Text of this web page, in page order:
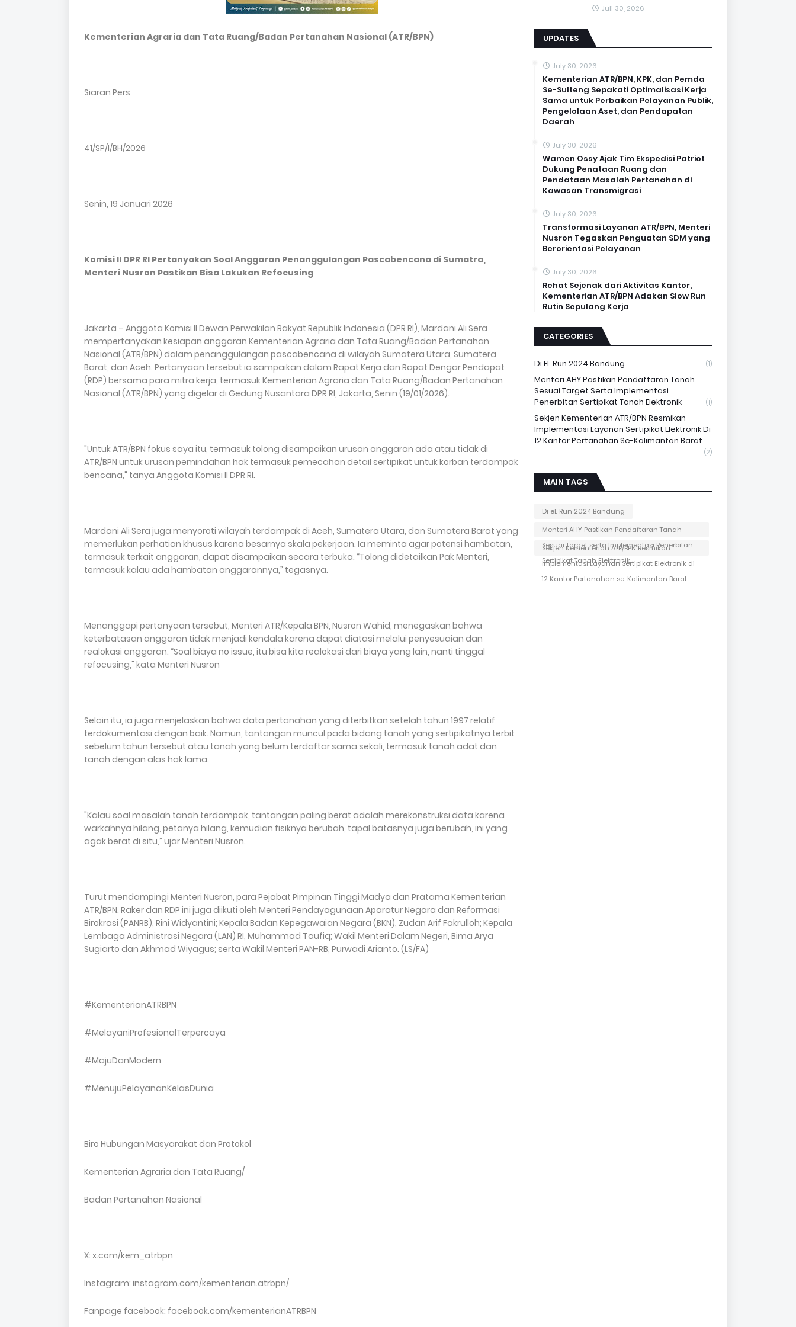
Kementerian Agraria dan Tata Ruang/Badan Pertanahan Nasional (ATR/BPN)
Siaran Pers
41/SP/I/BH/2026
Senin, 19 Januari 2026
Komisi II DPR RI Pertanyakan Soal Anggaran Penanggulangan Pascabencana di Sumatra,
Menteri Nusron Pastikan Bisa Lakukan Refocusing
Jakarta – Anggota Komisi II Dewan Perwakilan Rakyat Republik Indonesia (DPR RI), Mardani Ali Sera
mempertanyakan kesiapan anggaran Kementerian Agraria dan Tata Ruang/Badan Pertanahan
Nasional (ATR/BPN) dalam penanggulangan pascabencana di wilayah Sumatera Utara, Sumatera
Barat, dan Aceh. Pertanyaan tersebut ia sampaikan dalam Rapat Kerja dan Rapat Dengar Pendapat
(RDP) bersama para mitra kerja, termasuk Kementerian Agraria dan Tata Ruang/Badan Pertanahan
Nasional (ATR/BPN) yang digelar di Gedung Nusantara DPR RI, Jakarta, Senin (19/01/2026).
"Untuk ATR/BPN fokus saya itu, termasuk tolong disampaikan urusan anggaran ada atau tidak di
ATR/BPN untuk urusan pemindahan hak termasuk pemecahan detail sertipikat untuk korban terdampak
bencana," tanya Anggota Komisi II DPR RI.
Mardani Ali Sera juga menyoroti wilayah terdampak di Aceh, Sumatera Utara, dan Sumatera Barat yang
memerlukan perhatian khusus karena besarnya skala pekerjaan. Ia meminta agar potensi hambatan,
termasuk terkait anggaran, dapat disampaikan secara terbuka. “Tolong didetailkan Pak Menteri,
termasuk kalau ada hambatan anggarannya,” tegasnya.
Menanggapi pertanyaan tersebut, Menteri ATR/Kepala BPN, Nusron Wahid, menegaskan bahwa
keterbatasan anggaran tidak menjadi kendala karena dapat diatasi melalui penyesuaian dan
realokasi anggaran. “Soal biaya no issue, itu bisa kita realokasi dari biaya yang lain, nanti tinggal
refocusing," kata Menteri Nusron
Selain itu, ia juga menjelaskan bahwa data pertanahan yang diterbitkan setelah tahun 1997 relatif
terdokumentasi dengan baik. Namun, tantangan muncul pada bidang tanah yang sertipikatnya terbit
sebelum tahun tersebut atau tanah yang belum terdaftar sama sekali, termasuk tanah adat dan
tanah dengan alas hak lama.
"Kalau soal masalah tanah terdampak, tantangan paling berat adalah merekonstruksi data karena
warkahnya hilang, petanya hilang, kemudian fisiknya berubah, tapal batasnya juga berubah, ini yang
agak berat di situ,” ujar Menteri Nusron.
Turut mendampingi Menteri Nusron, para Pejabat Pimpinan Tinggi Madya dan Pratama Kementerian
ATR/BPN. Raker dan RDP ini juga diikuti oleh Menteri Pendayagunaan Aparatur Negara dan Reformasi
Birokrasi (PANRB), Rini Widyantini; Kepala Badan Kepegawaian Negara (BKN), Zudan Arif Fakrulloh; Kepala
Lembaga Administrasi Negara (LAN) RI, Muhammad Taufiq; Wakil Menteri Dalam Negeri, Bima Arya
Sugiarto dan Akhmad Wiyagus; serta Wakil Menteri PAN-RB, Purwadi Arianto. (LS/FA)
#KementerianATRBPN
#MelayaniProfesionalTerpercaya
#MajuDanModern
#MenujuPelayananKelasDunia
Biro Hubungan Masyarakat dan Protokol
Kementerian Agraria dan Tata Ruang/
Badan Pertanahan Nasional
X: x.com/kem_atrbpn
Instagram: instagram.com/kementerian.atrbpn/
Fanpage facebook: facebook.com/kementerianATRBPN
Juli 30, 2026
UPDATES
July 30, 2026
Kementerian ATR/BPN, KPK, dan Pemda
Se-Sulteng Sepakati Optimalisasi Kerja
Sama untuk Perbaikan Pelayanan Publik,
Pengelolaan Aset, dan Pendapatan
Daerah
July 30, 2026
Wamen Ossy Ajak Tim Ekspedisi Patriot
Dukung Penataan Ruang dan
Pendataan Masalah Pertanahan di
Kawasan Transmigrasi
July 30, 2026
Transformasi Layanan ATR/BPN, Menteri
Nusron Tegaskan Penguatan SDM yang
Berorientasi Pelayanan
July 30, 2026
Rehat Sejenak dari Aktivitas Kantor,
Kementerian ATR/BPN Adakan Slow Run
Rutin Sepulang Kerja
CATEGORIES
Di EL Run 2024 Bandung (1)
Menteri AHY Pastikan Pendaftaran Tanah
Sesuai Target Serta Implementasi
Penerbitan Sertipikat Tanah Elektronik
(1)
Sekjen Kementerian ATR/BPN Resmikan
Implementasi Layanan Sertipikat Elektronik Di
12 Kantor Pertanahan Se-Kalimantan Barat
(2)
MAIN TAGS
Di eL Run 2024 Bandung
Menteri AHY Pastikan Pendaftaran Tanah
Sesuai Target serta Implementasi Penerbitan
Sertipikat Tanah Elektronik
Sekjen Kementerian ATR/BPN Resmikan
Implementasi Layanan Sertipikat Elektronik di
12 Kantor Pertanahan se-Kalimantan Barat